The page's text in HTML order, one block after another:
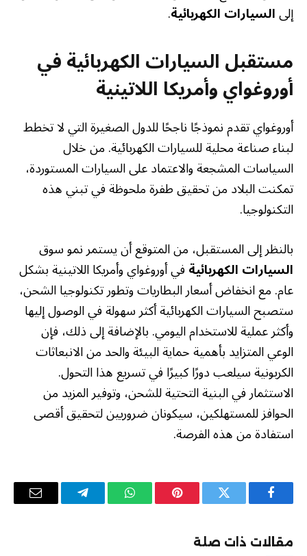
إلىالسيارات الكهربائية.
مستقبل السيارات الكهربائية في
أوروغواي وأمريكا اللاتينية
أوروغواي تقدم نموذجًا ناجحًا للدول الصغيرة التي لا تخطط
لبناء صناعة محلية للسيارات الكهربائية. من خلال
السياسات المشجعة والاعتماد على السيارات المستوردة،
تمكنت البلاد من تحقيق طفرة ملحوظة في تبني هذه
التكنولوجيا.
بالنظر إلى المستقبل، من المتوقع أن يستمر نمو سوق
السيارات الكهربائيةفي أوروغواي وأمريكا اللاتينية بشكل
عام. مع انخفاض أسعار البطاريات وتطور تكنولوجيا الشحن،
ستصبح السيارات الكهربائية أكثر سهولة في الوصول إليها
وأكثر عملية للاستخدام اليومي. بالإضافة إلى ذلك، فإن
الوعي المتزايد بأهمية حماية البيئة والحد من الانبعاثات
الكربونية سيلعب دورًا كبيرًا في تسريع هذا التحول.
الاستثمار في البنية التحتية للشحن، وتوفير المزيد من
الحوافز للمستهلكين، سيكونان ضروريين لتحقيق أقصى
استفادة من هذه الفرصة.
فيسبوك تويتر بينتيريستواتساب تيلقرام
البريد
مقالات ذات صلة